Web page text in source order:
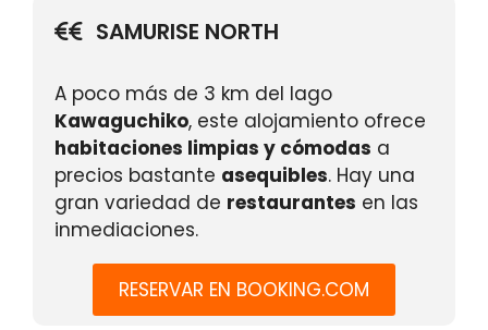
SAMURISE NORTH
A poco más de 3 km del lago
Kawaguchiko, este alojamiento ofrece
habitaciones limpias y cómodas a
precios bastante asequibles. Hay una
gran variedad de restaurantes en las
inmediaciones.
RESERVAR EN BOOKING.COM